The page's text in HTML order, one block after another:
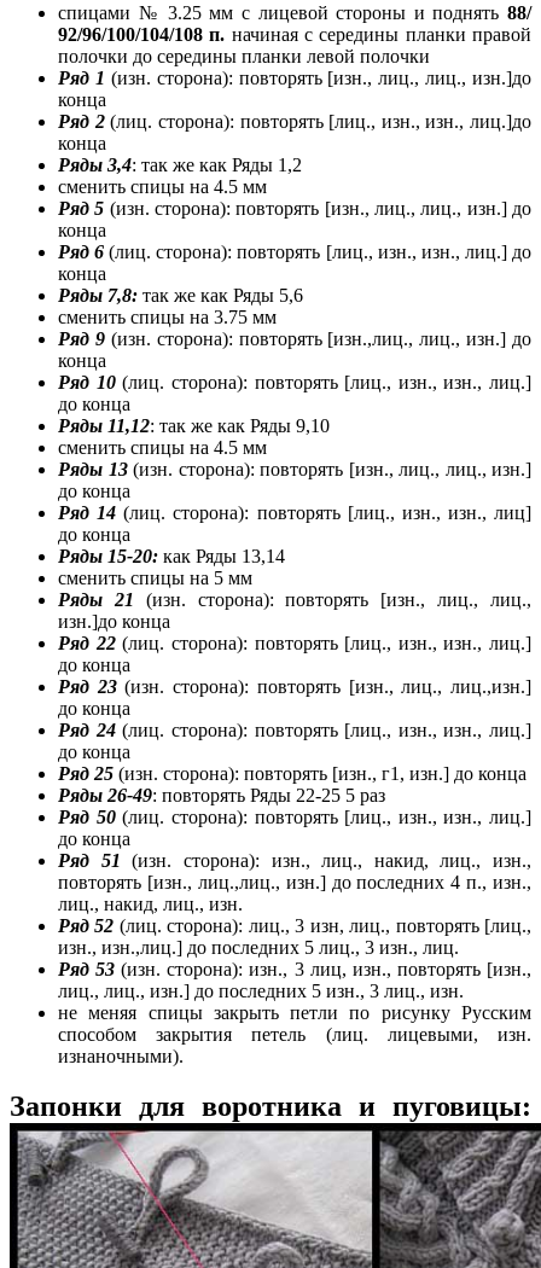
спицами № 3.25 мм с лицевой стороны и поднять88/
92/96/100/104/108 п. начиная с середины планки правой
полочки до середины планки левой полочки
Ряд 1 (изн. сторона): повторять [изн., лиц., лиц., изн.]до
конца
Ряд 2(лиц. сторона): повторять [лиц., изн., изн., лиц.]до
конца
Ряды 3,4: так же как Ряды 1,2
сменить спицы на 4.5 мм
Ряд 5 (изн. сторона): повторять [изн., лиц., лиц., изн.] до
конца
Ряд 6 (лиц. сторона): повторять [лиц., изн., изн., лиц.] до
конца
Ряды 7,8: так же как Ряды 5,6
сменить спицы на 3.75 мм
Ряд 9(изн. сторона): повторять [изн.,лиц., лиц., изн.] до
конца
Ряд 10(лиц. сторона): повторять [лиц., изн., изн., лиц.]
до конца
Ряды 11,12: так же как Ряды 9,10
сменить спицы на 4.5 мм
Ряды 13(изн. сторона): повторять [изн., лиц., лиц., изн.]
до конца
Ряд 14 (лиц. сторона): повторять [лиц., изн., изн., лиц]
до конца
Ряды 15-20: как Ряды 13,14
сменить спицы на 5 мм
Ряды 21 (изн. сторона): повторять [изн., лиц., лиц.,
изн.]до конца
Ряд 22(лиц. сторона): повторять [лиц., изн., изн., лиц.]
до конца
Ряд 23(изн. сторона): повторять [изн., лиц., лиц.,изн.]
до конца
Ряд 24(лиц. сторона): повторять [лиц., изн., изн., лиц.]
до конца
Ряд 25 (изн. сторона): повторять [изн., г1, изн.] до конца
Ряды 26-49: повторять Ряды 22-25 5 раз
Ряд 50(лиц. сторона): повторять [лиц., изн., изн., лиц.]
до конца
Ряд 51 (изн. сторона): изн., лиц., накид, лиц., изн.,
повторять [изн., лиц.,лиц., изн.] до последних 4 п., изн.,
лиц., накид, лиц., изн.
Ряд 52 (лиц. сторона): лиц., 3 изн, лиц., повторять [лиц.,
изн., изн.,лиц.] до последних 5 лиц., 3 изн., лиц.
Ряд 53 (изн. сторона): изн., 3 лиц, изн., повторять [изн.,
лиц., лиц., изн.] до последних 5 изн., 3 лиц., изн.
не меняя спицы закрыть петли по рисунку Русским
способом закрытия петель (лиц. лицевыми, изн.
изнаночными).
Запонки для воротника и пуговицы: